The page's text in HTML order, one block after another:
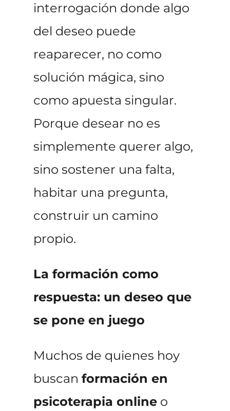
interrogación donde algo
del deseo puede
reaparecer, no como
solución mágica, sino
como apuesta singular.
Porque desear no es
simplemente querer algo,
sino sostener una falta,
habitar una pregunta,
construir un camino
propio.
La formación como
respuesta: un deseo que
se pone en juego
Muchos de quienes hoy
buscan formación en
psicoterapia onlineo